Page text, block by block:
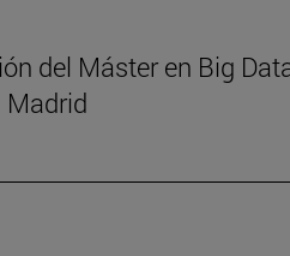
del Máster en Big
Madrid